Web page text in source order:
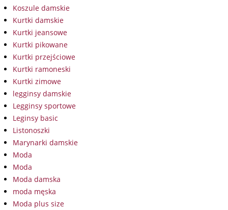
Koszule damskie
Kurtki damskie
Kurtki jeansowe
Kurtki pikowane
Kurtki przejściowe
Kurtki ramoneski
Kurtki zimowe
legginsy damskie
Legginsy sportowe
Leginsy basic
Listonoszki
Marynarki damskie
Moda
Moda
Moda damska
moda męska
Moda plus size